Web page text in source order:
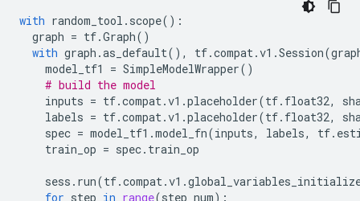
with random_tool . scope():
graph = tf.Graph()
with graph .as_default(), tf.compat.v1 .Session(
model_tf1
= SimpleModelWrapper()
# build the model
inputs = tf.compat.v1 .placeholder(tf. float32,
labels = tf.compat.v1 .placeholder(tf. float32,
spec = model_tf1 .model_fn(inputs, labels, tf.
train_op = spec. train_op
sess . run(tf.compat.v1 .
for step in range(step_num):